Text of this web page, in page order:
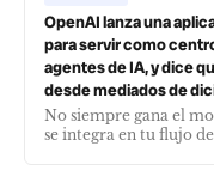
OpenAI lanza una
para servir como
agentes de IA, y dice
desde mediados de
No siempre gana el
se integra en tu flujo